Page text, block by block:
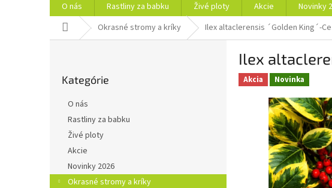
O nás Rastliny za babku Živé ploty Akcie Novinky
Domov Okrasné stromy a kríky Ilex altaclerensis ´Golden King´-
kategórie
Kategórie
O nás
Rastliny za babku
Živé ploty
Akcie
Novinky 2026
Okrasné stromy a kríky
Ilex
Akcia Novinka